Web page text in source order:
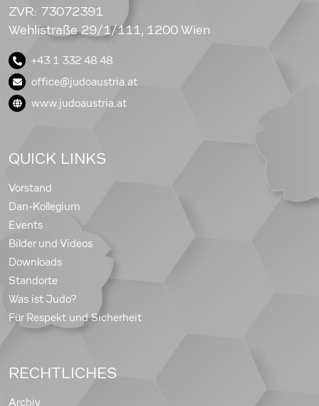
ZVR: 73072391
Wehlistraße 29/1/111, 1200 Wien
+43 1 332 48 48
office@judoaustria.at
www.judoaustria.at
QUICK LINKS
Vorstand
Dan-Kollegium
Events
Bilder und Videos
Downloads
Standorte
Was ist Judo?
Für Respekt und Sicherheit
RECHTLICHES
Archiv